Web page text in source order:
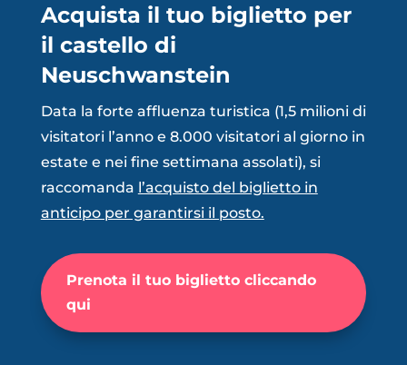
Acquista il tuo biglietto per
il castello di
Neuschwanstein
Data la forte affluenza turistica (1,5 milioni di
visitatori l’anno e 8.000 visitatori al giorno in
estate e nei fine settimana assolati), si
raccomanda l’acquisto del biglietto in
anticipo per garantirsi il posto.
Prenota il tuo biglietto cliccando
qui